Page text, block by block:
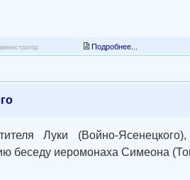
Подробнее...
Луки (Войно-
беседу иеромонаха Симеона